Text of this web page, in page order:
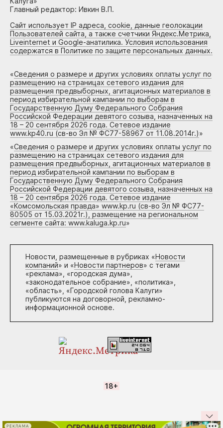
Главный редактор: Ивкин В.П.
Сайт использует IP адреса, cookie, данные геолокации
Пользователей сайта, а также счетчики Яндекс.Метрика,
Liveinternet и Google-анатилика. Условия использования
содержатся в Политике по защите персональных данных.
«Сведения о размере и других условиях оплаты услуг по
размещению на страницах сетевого издания для
размещения предвыборных, агитационных материалов в
период избирательной кампании по выборам в
Государственную Думу Федерального Собрания
Российской Федерации девятого созыва, назначенных на
18 – 20 сентября 2026 года. Сетевое издание
www.kp40.ru (св-во Эл № ФС77-58967 от 11.08.2014г.)»
«Сведения о размере и других условиях оплаты услуг по
размещению на страницах сетевого издания для
размещения предвыборных, агитационных материалов в
период избирательной кампании по выборам в
Государственную Думу Федерального Собрания
Российской Федерации девятого созыва, назначенных на
18 – 20 сентября 2026 года. Сетевое издание
«Комсомольская правда» www.kp.ru (св-во Эл № ФС77-
80505 от 15.03.2021г.), размещение на региональном
сегменте сайта: www.kaluga.kp.ru»
Новости, размещенные в рубриках «Новости
компаний» и «Новости партнеров» с тегами
«реклама», «городская дума»,
«законодательное собрание», «политика»,
«область», «Городской голова Калуги»
публикуются на договорной, рекламно-
информационной основе.
18+
РЕКЛАМА